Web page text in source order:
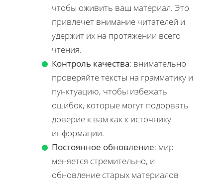
чтобы оживить ваш материал. Это
привлечет внимание читателей и
удержит их на протяжении всего
чтения.
Контроль качества: внимательно
проверяйте тексты на грамматику и
пунктуацию, чтобы избежать
ошибок, которые могут подорвать
доверие к вам как к источнику
информации.
Постоянное обновление: мир
меняется стремительно, и
обновление старых материалов